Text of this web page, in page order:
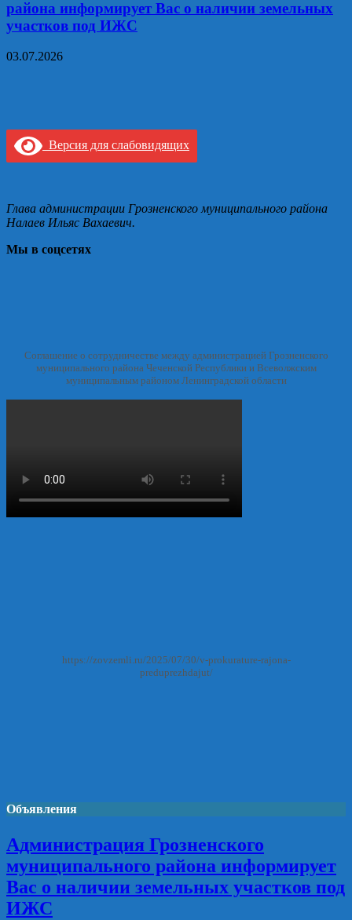
района информирует Вас о наличии земельных
участков под ИЖС
03.07.2026
Версия для слабовидящих
Глава администрации Грозненского муниципального района
Налаев Ильяс Вахаевич.
Мы в соцсетях
Соглашение о сотрудничестве между администрацией Грозненского
муниципального района Чеченской Республики и Всеволжским
муниципальным районом Ленинградской области
https://zovzemli.ru/2025/07/30/v-prokurature-rajona-
preduprezhdajut/
Объявления
Администрация Грозненского
муниципального района информирует
Вас о наличии земельных участков под
ИЖС